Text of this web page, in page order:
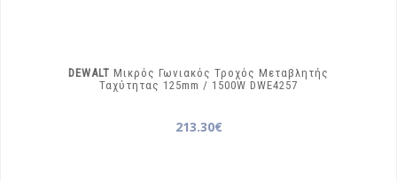
DEWALT Μικρός Γωνιακός Τροχός Μεταβλητής
Ταχύτητας 125mm / 1500W DWE4257
213.30€